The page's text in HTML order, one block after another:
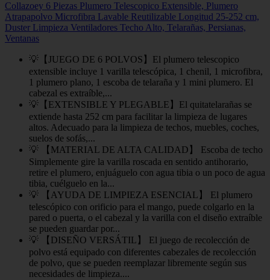
Collazoey 6 Piezas Plumero Telescopico Extensible, Plumero
Atrapapolvo Microfibra Lavable Reutilizable Longitud 25-252 cm,
Duster Limpieza Ventiladores Techo Alto, Telarañas, Persianas,
Ventanas
💡【JUEGO DE 6 POLVOS】El plumero telescopico
extensible incluye 1 varilla telescópica, 1 chenil, 1 microfibra,
1 plumero plano, 1 escoba de telaraña y 1 mini plumero. El
cabezal es extraíble,...
💡【EXTENSIBLE Y PLEGABLE】El quitatelarañas se
extiende hasta 252 cm para facilitar la limpieza de lugares
altos. Adecuado para la limpieza de techos, muebles, coches,
suelos de sofás,...
💡 【MATERIAL DE ALTA CALIDAD】 Escoba de techo
Simplemente gire la varilla roscada en sentido antihorario,
retire el plumero, enjuáguelo con agua tibia o un poco de agua
tibia, cuélguelo en la...
💡 【AYUDA DE LIMPIEZA ESENCIAL】 El plumero
telescópico con orificio para el mango, puede colgarlo en la
pared o puerta, o el cabezal y la varilla con el diseño extraíble
se pueden guardar por...
💡 【DISEÑO VERSÁTIL】 El juego de recolección de
polvo está equipado con diferentes cabezales de recolección
de polvo, que se pueden reemplazar libremente según sus
necesidades de limpieza....